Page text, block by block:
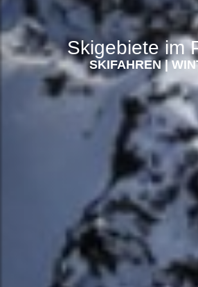
Skigebiete im
SKIFAHREN |